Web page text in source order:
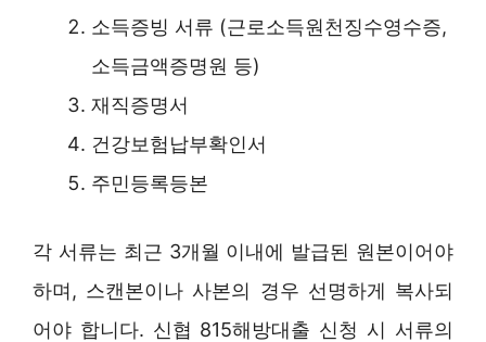
소득증빙 서류 (근로소득원천징수영수증,
소득금액증명원 등)
재직증명서
건강보험납부확인서
주민등록등본
각 서류는 최근 3개월 이내에 발급된 원본이어야
하며, 스캔본이나 사본의 경우 선명하게 복사되
어야 합니다. 신협 815해방대출 신청 시 서류의